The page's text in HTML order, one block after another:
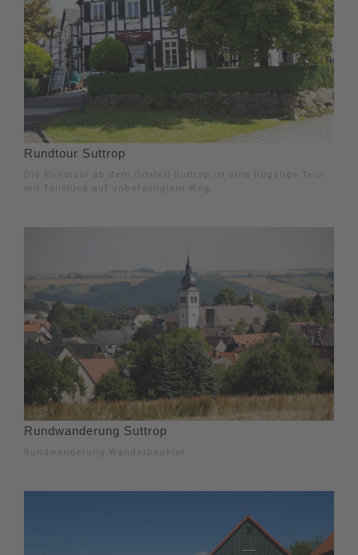
Rundtour Suttrop
Die Rundtour ab dem Ortsteil Suttrop ist eine hügelige Tour
mit Teilstück auf unbefestigtem Weg.
Rundwanderung Suttrop
Rundwanderung Wanderbooklet